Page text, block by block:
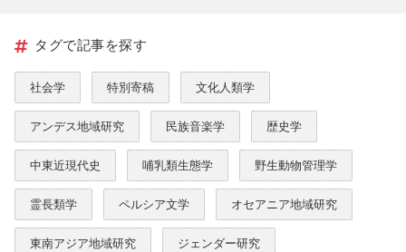
タグで記事を探す
社会学 特別寄稿 文化人類学
アンデス地域研究 民族音楽学 歴史学
中東近現代史 哺乳類生態学 野生動物管理学
霊長類学 ペルシア文学 オセアニア地域研究
東南アジア地域研究 ジェンダー研究